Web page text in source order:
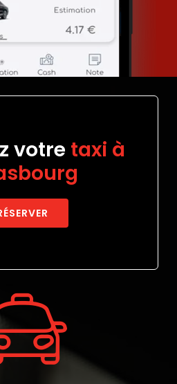
votre taxi à